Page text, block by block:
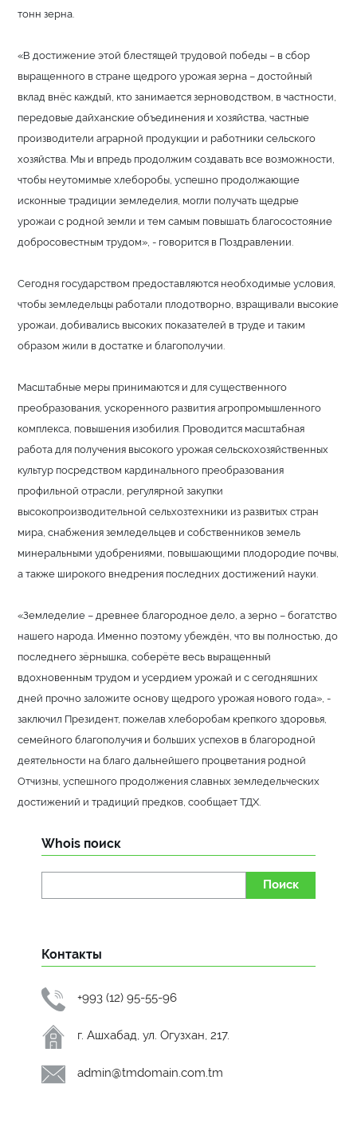
тонн зерна.
«В достижение этой блестящей трудовой победы – в сбор
выращенного в стране щедрого урожая зерна – достойный
вклад внёс каждый, кто занимается зерноводством, в частности,
передовые дайханские объединения и хозяйства, частные
производители аграрной продукции и работники сельского
хозяйства. Мы и впредь продолжим создавать все возможности,
чтобы неутомимые хлеборобы, успешно продолжающие
исконные традиции земледелия, могли получать щедрые
урожаи с родной земли и тем самым повышать благосостояние
добросовестным трудом», - говорится в Поздравлении.
Сегодня государством предоставляются необходимые условия,
чтобы земледельцы работали плодотворно, взращивали высокие
урожаи, добивались высоких показателей в труде и таким
образом жили в достатке и благополучии.
Масштабные меры принимаются и для существенного
преобразования, ускоренного развития агропромышленного
комплекса, повышения изобилия. Проводится масштабная
работа для получения высокого урожая сельскохозяйственных
культур посредством кардинального преобразования
профильной отрасли, регулярной закупки
высокопроизводительной сельхозтехники из развитых стран
мира, снабжения земледельцев и собственников земель
минеральными удобрениями, повышающими плодородие почвы,
а также широкого внедрения последних достижений науки.
«Земледелие – древнее благородное дело, а зерно – богатство
нашего народа. Именно поэтому убеждён, что вы полностью, до
последнего зёрнышка, соберёте весь выращенный
вдохновенным трудом и усердием урожай и с сегодняшних
дней прочно заложите основу щедрого урожая нового года», -
заключил Президент, пожелав хлеборобам крепкого здоровья,
семейного благополучия и больших успехов в благородной
деятельности на благо дальнейшего процветания родной
Отчизны, успешного продолжения славных земледельческих
достижений и традиций предков, сообщает ТДХ.
Whois поиск
Поиск
Контакты
+993 (12) 95-55-96
г. Ашхабад, ул. Огузхан, 217.
admin@tmdomain.com.tm